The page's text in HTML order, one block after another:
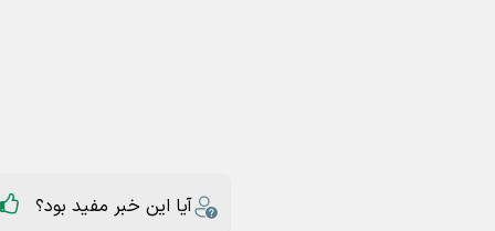
سپاه روح الله استان مرکزی